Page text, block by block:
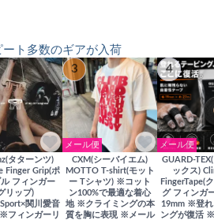
ト多数のギアが入荷
タターンツ)
Finger Grip(ポ
フィンガー
リップ)
関川愛音
フィンガーリ
3
メール便
CXM(シーバイエム)
MOTTO T-shirt(モット
ー Tシャツ) ※コット
ン100%で最適な着心
地 ※クライミングの本
質を胸に表現 ※メール
4
メール便
GUARD-
ックス)
FingerTape(
グ フィンガ
19mm ※登れ
ングが復活